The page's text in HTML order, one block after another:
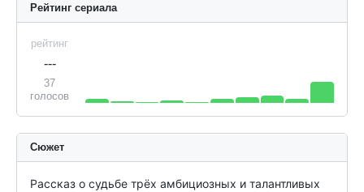
Рейтинг сериала
рейтинг
---
37
голосов
Сюжет
Рассказ о судьбе трёх амбициозных и талантливых